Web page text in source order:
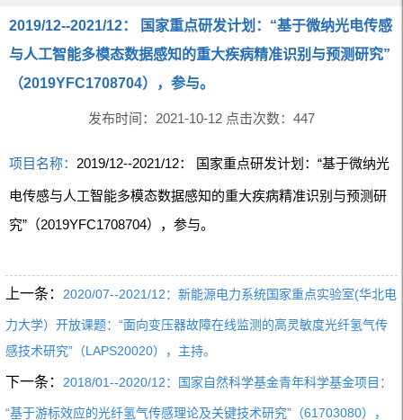
2019/12--2021/12： 国家重点研发计划：“基于微纳光电传感
与人工智能多模态数据感知的重大疾病精准识别与预测研究”
（2019YFC1708704），参与。
发布时间：2021-10-12 点击次数： 447
项目名称： 2019/12--2021/12： 国家重点研发计划：“基于微纳光
电传感与人工智能多模态数据感知的重大疾病精准识别与预测研
究”（2019YFC1708704），参与。
上一条： 2020/07--2021/12：新能源电力系统国家重点实验室(华北电
力大学）开放课题：“面向变压器故障在线监测的高灵敏度光纤氢气传
感技术研究”（LAPS20020），主持。
下一条： 2018/01--2020/12：国家自然科学基金青年科学基金项目：
“基于游标效应的光纤氢气传感理论及关键技术研究”（61703080），